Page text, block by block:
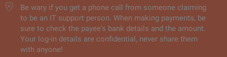
Be wary if you get a phone call from someone claiming
to be an IT support person. When making payments, be
sure to check the payee's bank details and the amount.
Your log-in details are confidential, never share them
with anyone!